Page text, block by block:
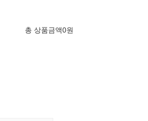
총 상품금액0원